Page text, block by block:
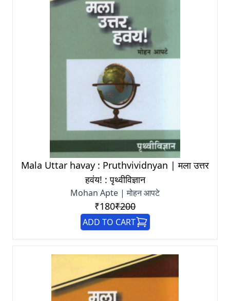
Mala Uttar havay : Pruthvividnyan | मला उत्तर
हवंय! : पृथ्वीविज्ञान
Mohan Apte | मोहन आपटे
₹180₹200
ADD TO CART